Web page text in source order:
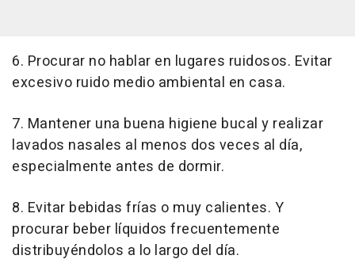
6. Procurar no hablar en lugares ruidosos. Evitar
excesivo ruido medio ambiental en casa.
7. Mantener una buena higiene bucal y realizar
lavados nasales al menos dos veces al día,
especialmente antes de dormir.
8. Evitar bebidas frías o muy calientes. Y
procurar beber líquidos frecuentemente
distribuyéndolos a lo largo del día.